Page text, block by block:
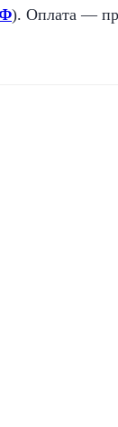
). Оплата —